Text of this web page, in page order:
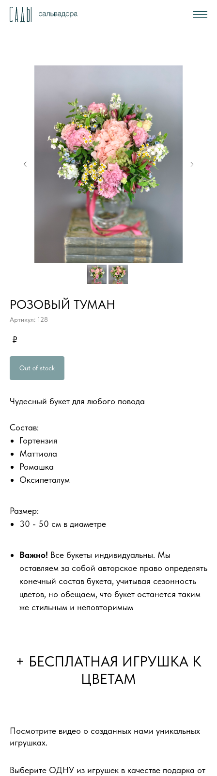
РОЗОВЫЙ ТУМАН
Артикул: 128
₽
Out of stock
Чудесный букет для любого повода
Состав:
Гортензия
Маттиола
Ромашка
Оксипеталум
Размер:
30 - 50 см в диаметре
Важно! Все букеты индивидуальны. Мы
оставляем за собой авторское право определять
конечный состав букета, учитывая сезонность
цветов, но обещаем, что букет останется таким
же стильным и неповторимым
+ БЕСПЛАТНАЯ ИГРУШКА К
ЦВЕТАМ
Посмотрите видео о созданных нами уникальных
игрушках.
Выберите ОДНУ из игрушек в качестве подарка от